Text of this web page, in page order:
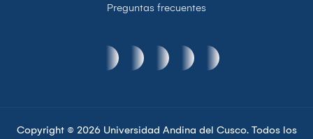
Preguntas frecuentes
Copyright © 2026 Universidad Andina del Cusco. Todos los